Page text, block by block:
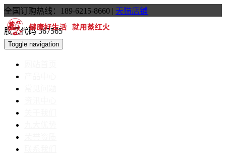
全国订购热线：189-6215-8660 | 天猫店铺
股票代码 367565
Toggle navigation